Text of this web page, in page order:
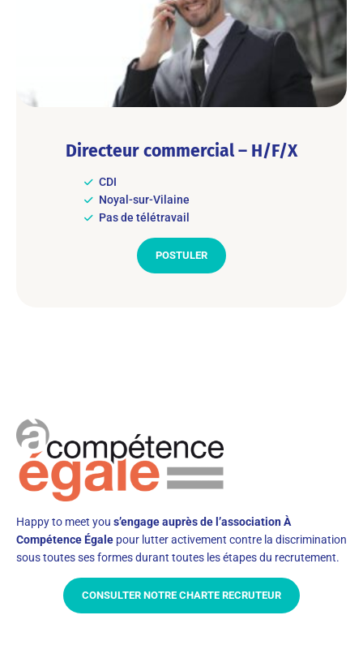
Directeur commercial – H/F/X
CDI
Noyal-sur-Vilaine
Pas de télétravail
POSTULER
Happy to meet you s’engage auprès de l’association À
Compétence Égale pour lutter activement contre la discrimination
sous toutes ses formes durant toutes les étapes du recrutement.
CONSULTER NOTRE CHARTE RECRUTEUR